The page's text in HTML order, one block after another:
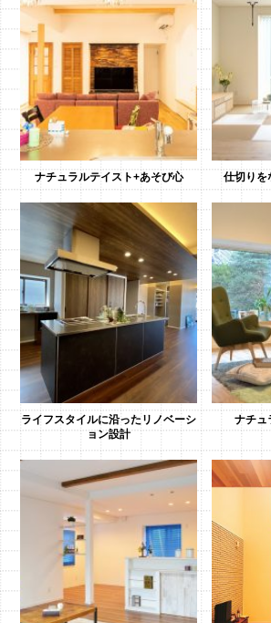
ナチュラルテイスト+あそび心 仕切りを
ライフスタイルに沿ったリノベーシ
ョン設計
ナチュ